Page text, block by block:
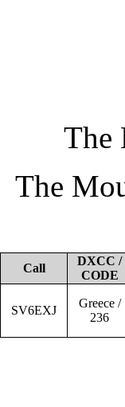
The
The
Call
DXCC /
CODE
SV6EXJ
Greece /
236